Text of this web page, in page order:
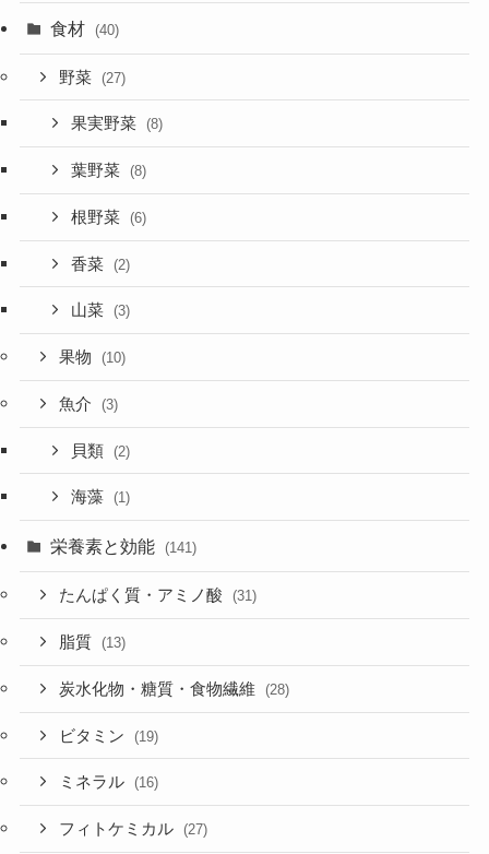
食材 (40)
野菜 (27)
果実野菜 (8)
葉野菜 (8)
根野菜 (6)
香菜 (2)
山菜 (3)
果物 (10)
魚介 (3)
貝類 (2)
海藻 (1)
栄養素と効能 (141)
たんぱく質・アミノ酸 (31)
脂質 (13)
炭水化物・糖質・食物繊維 (28)
ビタミン (19)
ミネラル (16)
フィトケミカル (27)